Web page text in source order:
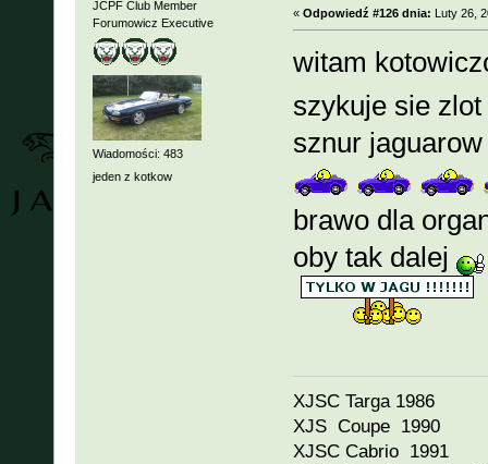
JCPF Club Member
Forumowicz Executive
Wiadomości: 483
jeden z kotkow
« Odpowiedź #126 dnia: Luty 26,
witam
szykuje sie
sznur
brawo dla
oby tak dalej
XJSC Targa 1986
XJS Coupe 1990
XJSC Cabrio 1991